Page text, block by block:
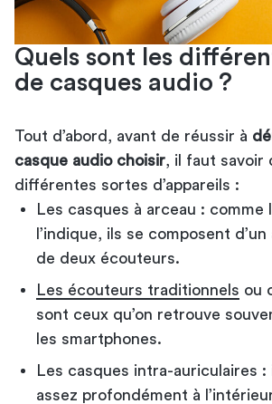
Quels sont les
de casques audio ?
Tout d’abord, avant de réussir à
casque audio choisir , il faut savoir
différentes sortes d’appareils :
Les casques à arceau : comme
l’indique, ils se composent
de deux écouteurs.
Les écouteurs traditionnels ou
sont ceux qu’on retrouve
les smartphones.
Les casques intra-auriculaires
assez profondément à